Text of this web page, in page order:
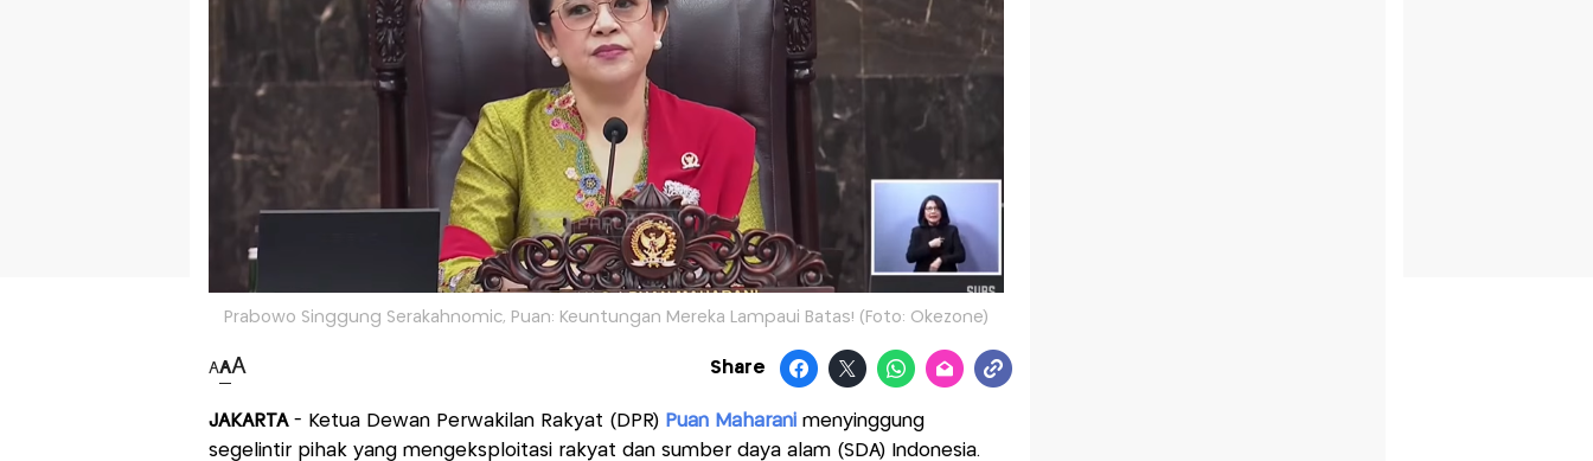
Prabowo Singgung Serakahnomic, Puan: Keuntungan Mereka Lampaui Batas! (Foto: Okezone)
AAA Share
JAKARTA- Ketua Dewan Perwakilan Rakyat (DPR) Puan Maharanimenyinggung
segelintir pihak yang mengeksploitasi rakyat dan sumber daya alam (SDA) Indonesia.